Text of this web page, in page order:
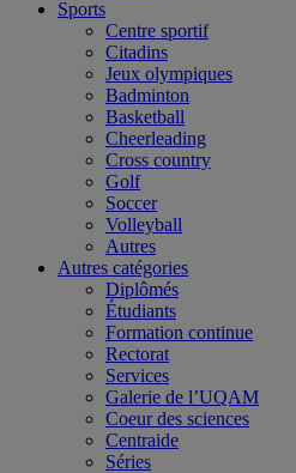
Sports
Centre sportif
Citadins
Jeux olympiques
Badminton
Basketball
Cheerleading
Cross country
Golf
Soccer
Volleyball
Autres
Autres catégories
Diplômés
Étudiants
Formation continue
Rectorat
Services
Galerie de l’UQAM
Coeur des sciences
Centraide
Séries